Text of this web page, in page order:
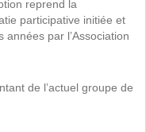
reprend la
participative initiée et
par l’Association
de l’actuel groupe de